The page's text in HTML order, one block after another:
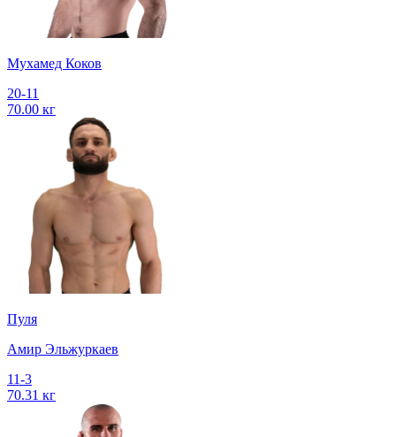
Мухамед Коков
20-11
70.00 кг
Пуля
Амир Эльжуркаев
11-3
70.31 кг